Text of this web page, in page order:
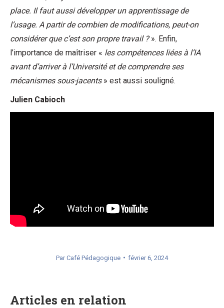
place. Il faut aussi développer un apprentissage de
l’usage. A partir de combien de modifications, peut-on
considérer que c’est son propre travail ?». Enfin,
l’importance de maîtriser « les compétences liées à l’IA
avant d’arriver à l’Université et de comprendre ses
mécanismes sous-jacents » est aussi souligné.
Julien Cabioch
ParCafé Pédagogique février 6, 2024
Articles en relation